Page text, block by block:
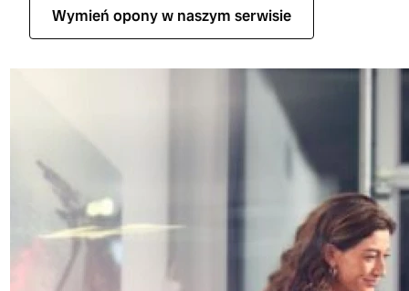
Wymień opony w naszym serwisie